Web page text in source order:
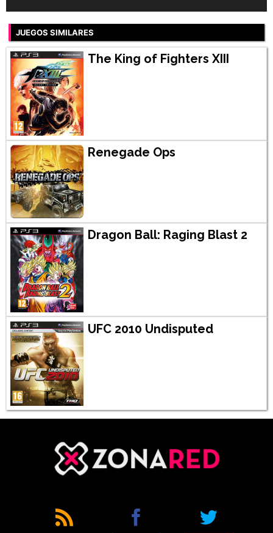
JUEGOS SIMILARES
The King of Fighters XIII
Renegade Ops
Dragon Ball: Raging Blast 2
UFC 2010 Undisputed